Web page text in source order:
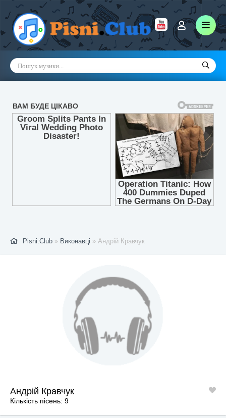
Pisni.Club » Виконавці » Андрій Кравчук
Андрій Кравчук
Кількість пісень: 9